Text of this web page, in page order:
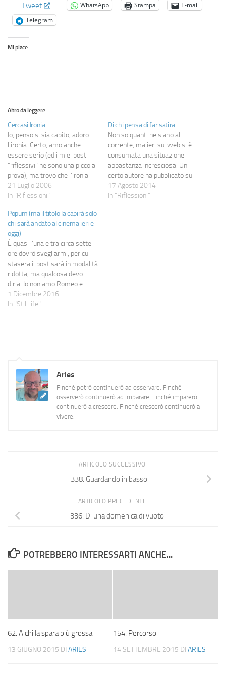
Tweet WhatsApp Stampa
E-mail
Telegram
Mi piace:
Altro da leggere
Cercasi Ironia
Io, penso si sia capito, adoro
l'ironia. Certo, amo anche
essere serio (ed i miei post
"riflessivi" ne sono una piccola
prova), ma trovo che l'ironia
sia un elemento fondamentale
del modo di essere di una
con gli altri: trovo le persone
prive di ironia…
21 Luglio 2006
In "Riflessioni"
Di chi pensa di far satira
Non so quanti ne siano al
corrente, ma ieri sul web si è
consumata una situazione
abbastanza incresciosa. Un
certo autore ha pubblicato su
GQItalia un post che,
prendendo spunto da una
17 Agosto 2014
In "Riflessioni"
Popum (ma il titolo la capirà solo
chi sarà andato al cinema ieri e
oggi)
È quasi l'una e tra circa sette
ore dovrò svegliarmi, per cui
stasera il post sarà in modalità
ridotta, ma qualcosa devo
dirla. Io non amo Romeo e
Giulietta. Mai amati.
Probabilmente perché sono
1 Dicembre 2016
In "Still life"
Aries
Finché potrò continuerò ad osservare. Finché
osserverò continuerò ad imparare. Finché imparerò
continuerò a crescere. Finché crescerò continuerò a
vivere.
ARTICOLO SUCCESSIVO
338. Guardando in basso
ARTICOLO PRECEDENTE
336. Di una domenica di vuoto
POTREBBERO INTERESSARTI ANCHE...
62. A chi la spara più grossa
13 GIUGNO 2015 DI ARIES
154. Percorso
14 SETTEMBRE 2015 DI ARIES